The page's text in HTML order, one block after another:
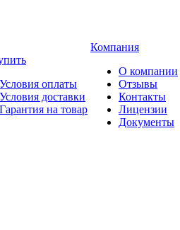
Условия оплаты
Условия доставки
Гарантия на товар
Компания
О компании
Отзывы
Контакты
Лицензии
Документы